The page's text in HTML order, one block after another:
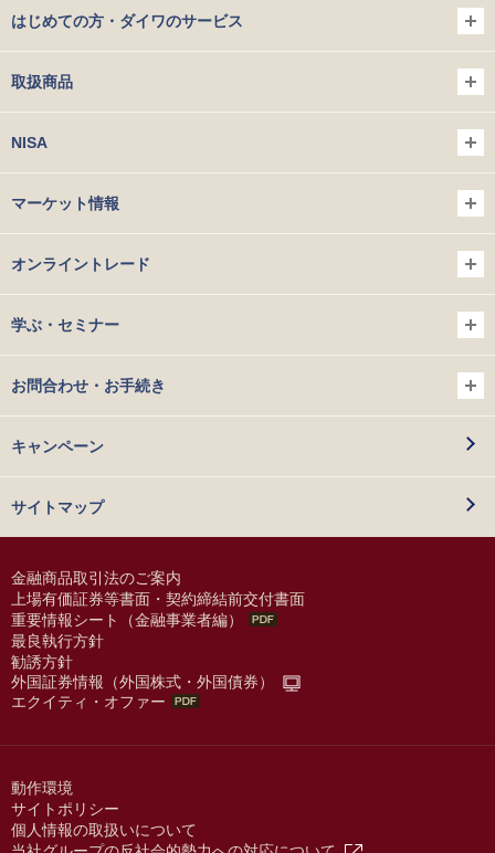
はじめての方・ダイワのサービス
取扱商品
NISA
マーケット情報
オンライントレード
学ぶ・セミナー
お問合わせ・お手続き
キャンペーン
サイトマップ
金融商品取引法のご案内
上場有価証券等書面・契約締結前交付書面
重要情報シート（金融事業者編）
最良執行方針
勧誘方針
外国証券情報（外国株式・外国債券）
エクイティ・オファー
動作環境
サイトポリシー
個人情報の取扱いについて